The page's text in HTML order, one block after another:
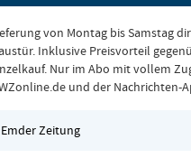
von Montag bis Samstag
Inklusive Preisvorteil
Nur im Abo mit vollem
und der Nachrichten-